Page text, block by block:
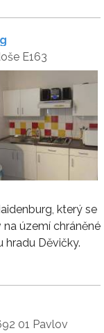
E163
který se
území chráněné
hradu Děvičky.
01 Pavlov